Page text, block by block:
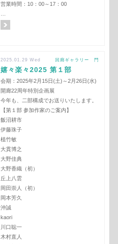
営業時間：10：00～17：00
2025.01.29 Wed 回廊ギャラリー 門
嬉々楽々2025 第１部
会期：2025年2月15日(土)～2月26日(水)
開廊22周年特別企画展
今年も、二部構成でお送りいたします。
【第１部 参加作家のご案内】
飯沼耕市
伊藤珠子
植竹敏
大貫博之
大野佳典
大野香織（初）
丘上八雲
岡田崇人（初）
岡本芳久
沖誠
kaori
川口聡一
木村直人